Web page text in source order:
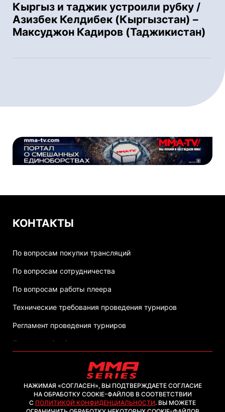
Кыргыз и таджик устроили рубку /
Азизбек Келдибек (Кыргызстан) –
Максуджон Кадиров (Таджикистан)
КОНТАКТЫ
По вопросам покупки трансляций
По вопросам сотрудничества
По вопросам работы плеера
Технические требования проведения турниров
Регламент проведения турниров
Политика обработки персональных данных
2026, ООО "ММА-ТВ.КОМ"
НАЖИМАЯ «СОГЛАСЕН», ВЫ ПОДТВЕРЖДАЕТЕ СОГЛАСИЕ
НА ОБРАБОТКУ COOKIE-ФАЙЛОВ В СООТВЕТСТВИИ
С ПОЛИТИКОЙ КОНФИДЕНЦИАЛЬНОСТИ. ВЫ МОЖЕТЕ